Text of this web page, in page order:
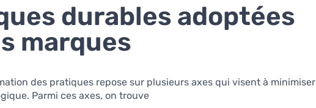
durables adoptées
marques
des pratiques repose sur plusieurs axes qui visent à minimiser
Parmi ces axes, on trouve :